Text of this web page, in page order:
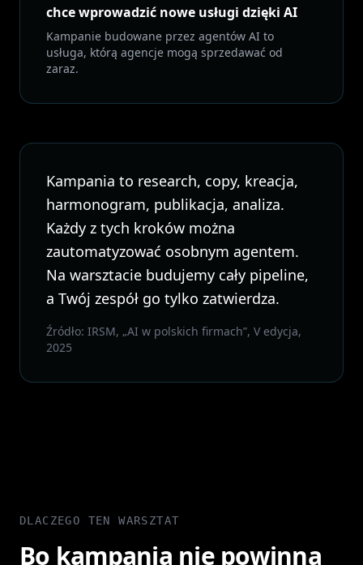
chce wprowadzić nowe usługi dzięki AI
Kampanie budowane przez agentów AI to
usługa, którą agencje mogą sprzedawać od
zaraz.
Kampania to research, copy, kreacja,
harmonogram, publikacja, analiza.
Każdy z tych kroków można
zautomatyzować osobnym agentem.
Na warsztacie budujemy cały pipeline,
a Twój zespół go tylko zatwierdza.
Źródło: IRSM, „AI w polskich firmach”, V edycja,
2025
DLACZEGO TEN WARSZTAT
Bo kampania nie powinna